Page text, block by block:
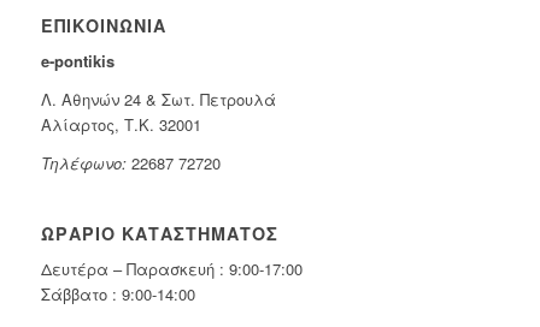
ΕΠΙΚΟΙΝΩΝΊΑ
e-pontikis
Λ. Αθηνών 24 & Σωτ. Πετρουλά
Αλίαρτος, Τ.Κ. 32001
Τηλέφωνο:22687 72720
ΩΡΆΡΙΟ ΚΑΤΑΣΤΉΜΑΤΟΣ
Δευτέρα – Παρασκευή : 9:00-17:00
Σάββατο : 9:00-14:00